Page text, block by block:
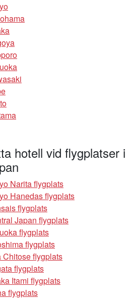
hotell vid flygplatser i
Narita flygplats
Hanedas flygplats
flygplats
Japan flygplats
flygplats
flygplats
Chitose flygplats
flygplats
Itami flygplats
flygplats